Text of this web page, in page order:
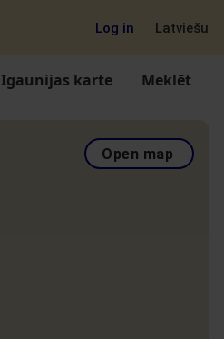
Log in Latviešu
Igaunijas karte Meklēt
Open map